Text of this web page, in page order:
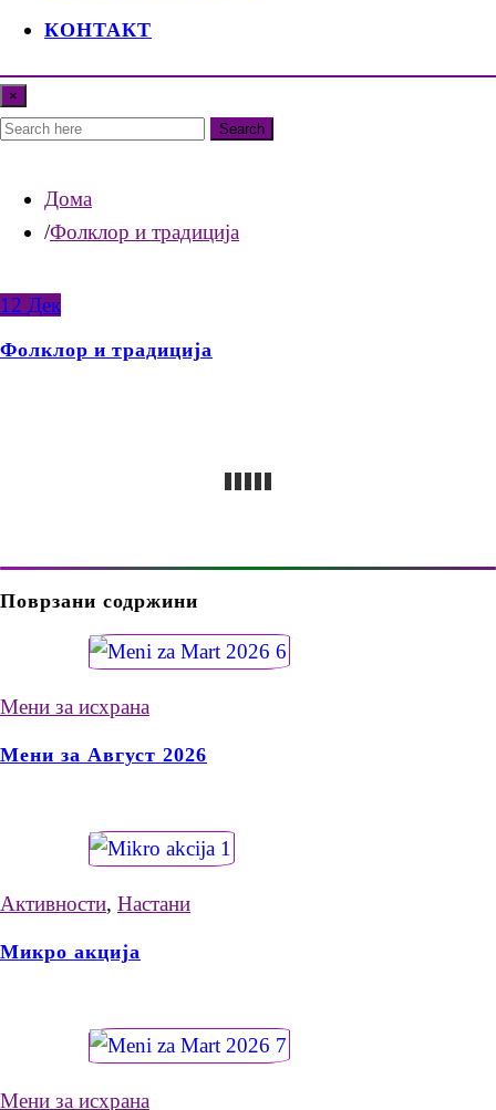
КОНТАКТ
×
Search
Дома
Фолклор и традиција
12 Дек
Фолклор и традиција
Поврзани содржини
Мени за исхрана
Мени за Август 2026
Активности, Настани
Микро акција
Мени за исхрана